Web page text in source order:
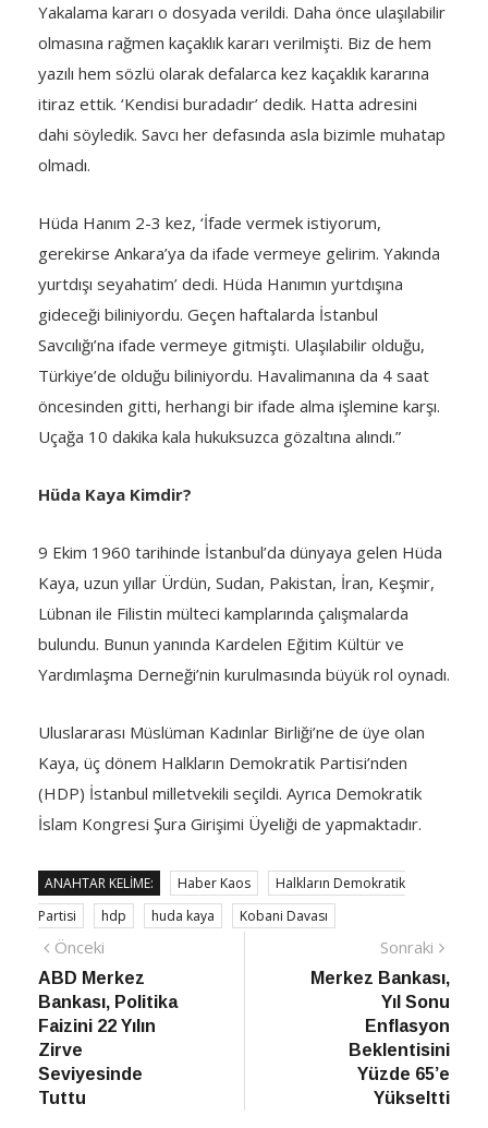
Yakalama kararı o dosyada verildi. Daha önce ulaşılabilir
olmasına rağmen kaçaklık kararı verilmişti. Biz de hem
yazılı hem sözlü olarak defalarca kez kaçaklık kararına
itiraz ettik. ‘Kendisi buradadır’ dedik. Hatta adresini
dahi söyledik. Savcı her defasında asla bizimle muhatap
olmadı.
Hüda Hanım 2-3 kez, ‘İfade vermek istiyorum,
gerekirse Ankara’ya da ifade vermeye gelirim. Yakında
yurtdışı seyahatim’ dedi. Hüda Hanımın yurtdışına
gideceği biliniyordu. Geçen haftalarda İstanbul
Savcılığı’na ifade vermeye gitmişti. Ulaşılabilir olduğu,
Türkiye’de olduğu biliniyordu. Havalimanına da 4 saat
öncesinden gitti, herhangi bir ifade alma işlemine karşı.
Uçağa 10 dakika kala hukuksuzca gözaltına alındı.”
Hüda Kaya Kimdir?
9 Ekim 1960 tarihinde İstanbul’da dünyaya gelen Hüda
Kaya, uzun yıllar Ürdün, Sudan, Pakistan, İran, Keşmir,
Lübnan ile Filistin mülteci kamplarında çalışmalarda
bulundu. Bunun yanında Kardelen Eğitim Kültür ve
Yardımlaşma Derneği’nin kurulmasında büyük rol oynadı.
Uluslararası Müslüman Kadınlar Birliği’ne de üye olan
Kaya, üç dönem Halkların Demokratik Partisi’nden
(HDP) İstanbul milletvekili seçildi. Ayrıca Demokratik
İslam Kongresi Şura Girişimi Üyeliği de yapmaktadır.
ANAHTAR KELIME: Haber Kaos
Halkların Demokratik
Partisi
hdp huda kaya Kobani Davası
Yazı
gezinmesi
Önceki
haber
ABD Merkez
Bankası, Politika
Faizini 22 Yılın
Zirve
Seviyesinde
Tuttu
Sonraki
Merkez Bankası,
Yıl Sonu
Enflasyon
Beklentisini
Yüzde 65’e
Yükseltti